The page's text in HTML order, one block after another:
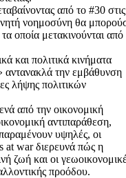
από το #30 στις
νοημοσύνη θα
οποία μετακινούνται από
και πολιτικά κινήματα
αντανακλά την εμβάθυνση
λήψης πολιτικών
από την οικονομική
αντιπαράθεση,
υψηλές, οι
at war διερευνά πώς η
ζωή και οι
προόδου.